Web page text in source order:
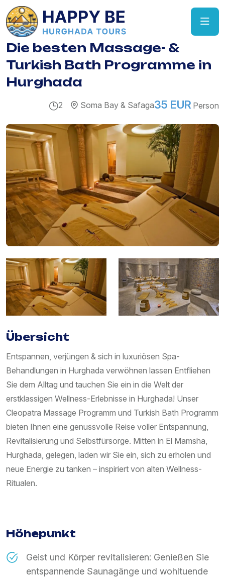
Die besten Massage- &
Turkish Bath Programme in
Hurghada
2 Soma Bay & Safaga35 EUR Person
Übersicht
Entspannen, verjüngen & sich in luxuriösen Spa-
Behandlungen in Hurghada verwöhnen lassen Entfliehen
Sie dem Alltag und tauchen Sie ein in die Welt der
erstklassigen Wellness-Erlebnisse in Hurghada! Unser
Cleopatra Massage Programm und Turkish Bath Programm
bieten Ihnen eine genussvolle Reise voller Entspannung,
Revitalisierung und Selbstfürsorge. Mitten in El Mamsha,
Hurghada, gelegen, laden wir Sie ein, sich zu erholen und
neue Energie zu tanken – inspiriert von alten Wellness-
Ritualen.
Höhepunkt
Geist und Körper revitalisieren: Genießen Sie
entspannende Saunagänge und wohltuende